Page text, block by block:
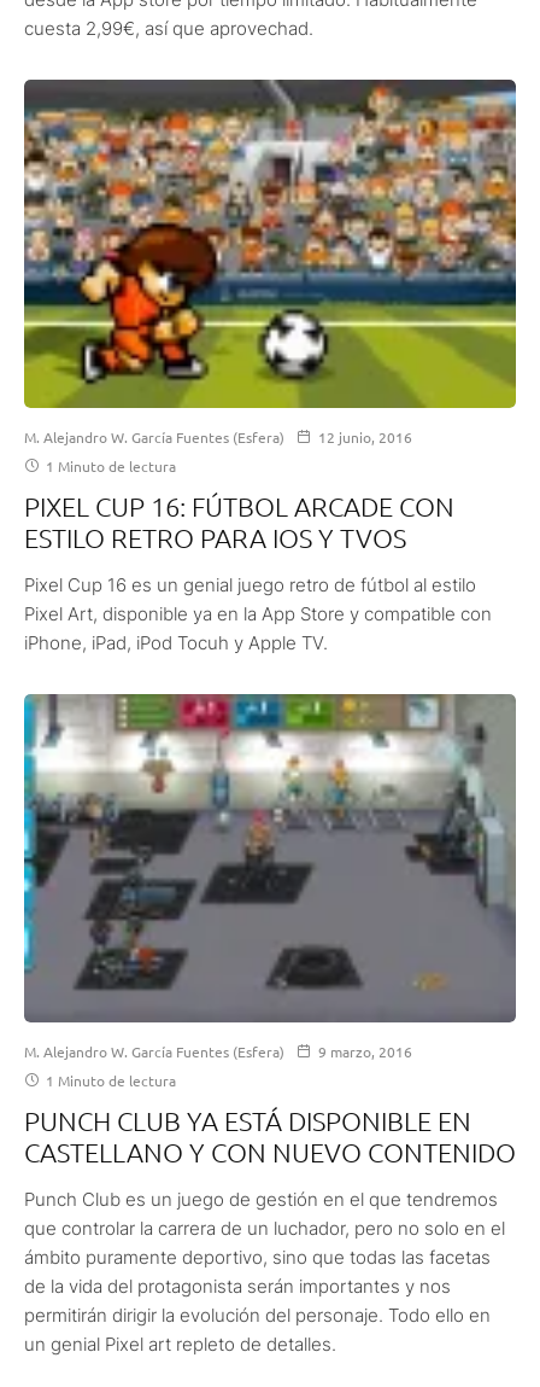
cuesta 2,99€, así que aprovechad.
M. Alejandro W. García Fuentes (Esfera)
12 junio, 2016
1 Minuto de lectura
PIXEL CUP 16: FÚTBOL ARCADE CON
ESTILO RETRO PARA IOS Y TVOS
Pixel Cup 16 es un genial juego retro de fútbol al estilo
Pixel Art, disponible ya en la App Store y compatible con
iPhone, iPad, iPod Tocuh y Apple TV.
M. Alejandro W. García Fuentes (Esfera)
9 marzo, 2016
1 Minuto de lectura
PUNCH CLUB YA ESTÁ DISPONIBLE EN
CASTELLANO Y CON NUEVO CONTENIDO
Punch Club es un juego de gestión en el que tendremos
que controlar la carrera de un luchador, pero no solo en el
ámbito puramente deportivo, sino que todas las facetas
de la vida del protagonista serán importantes y nos
permitirán dirigir la evolución del personaje. Todo ello en
un genial Pixel art repleto de detalles.